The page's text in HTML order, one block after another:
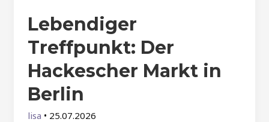
Lebendiger
Treffpunkt: Der
Hackescher Markt in
Berlin
lisa • 25.07.2026